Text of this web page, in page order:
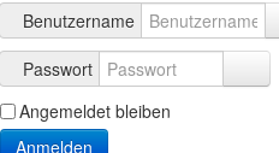
Benutzername
Passwort
Angemeldet bleiben
Anmelden